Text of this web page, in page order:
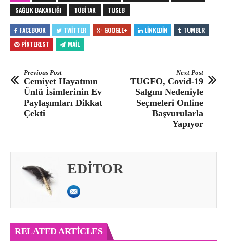
SAĞLIK BAKANLIĞI
TÜBİTAK TUSEB
FACEBOOK TWITTER GOOGLE+ LINKEDIN
TUMBLR
PINTEREST
MAIL
Previous Post
Cemiyet Hayatının
Ünlü İsimlerinin Ev
Paylaşımları Dikkat
Çekti
Next Post
TUGFO, Covid-19
Salgını Nedeniyle
Seçmeleri Online
Başvurularla
Yapıyor
EDITOR
RELATED ARTICLES